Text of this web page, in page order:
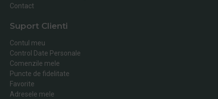
Contact
Suport Clienti
Contul meu
Control Date Personale
Comenzile mele
Puncte de fidelitate
Favorite
Adresele mele